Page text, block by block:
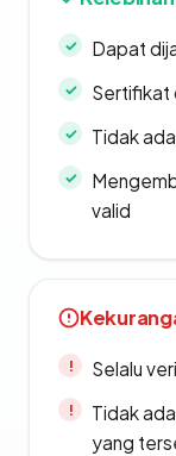
Dapat
Sertifikat
Tidak
valid
Selalu
Tidak
yang